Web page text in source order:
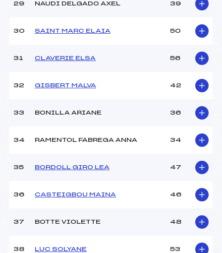
29 NAUDI DELGADO AXEL 39
30 SAINT MARC ELAIA 50
31 CLAVERIE ELSA 56
32 GISBERT MALVA 42
33 BONILLA ARIANE 36
34 RAMENTOL FABREGA ANNA 34
35 BORDOLL GIRO LEA 47
36 CASTEIGBOU MAINA 46
37 BOTTE VIOLETTE 48
38 LUC SOLYANE 53